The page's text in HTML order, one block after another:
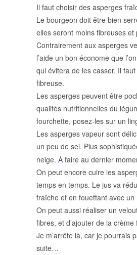
Il faut choisir des asperges
Le bourgeon doit être bien
elles seront moins fibreuses et
Contrairement aux asperges
l’aide un bon économe que
qui évitera de les casser. Il
fibreuse.
Les asperges peuvent être
qualités nutritionnelles du
fourchette, posez-les sur un
Les asperges vapeur sont
un peu de sel. Plus
neige. Àfaire au dernier
On peut encore cuire les
temps en temps. Le jus va
fraîche et en fouettant avec
On peut aussi réaliser un
fibres, et d’ajouter de la
Je m’arrête là, car je pourrais
suite…